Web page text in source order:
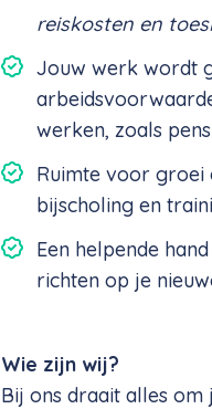
reiskosten en
Jouw werk wordt
werken, zoals
Ruimte voor
bijscholing en
Een helpende
richten op je
Wie zijn wij?
Bij ons draait alles om